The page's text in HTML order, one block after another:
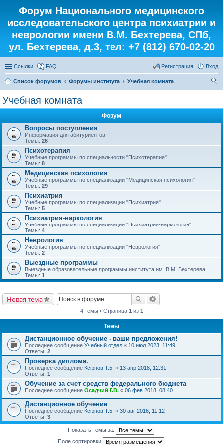
Форум Национального медицинского
исследовательского центра психиатрии и
неврологии имени В.М. Бехтерева, СПб,
ул. Бехтерева, д.3, тел: +7 (812) 670-02-20
Ссылки FAQ Вход
Регистрация
Список форумов Форумы института
Учебная комната
Учебная комната
Форум
Вопросы поступления
Информация для абитуриентов
Темы: 26
Психотерапия
Учебные программы по специальности "Психотерапия"
Темы: 8
Медицинская психология
Учебные программы по специализации "Медицинская психология"
Темы: 29
Психиатрия
Учебные программы по специализации "Психиатрия"
Темы: 5
Психиатрия-наркология
Учебные программы по специализации "Психиатрия-наркология"
Темы: 4
Неврология
Учебные программы по специализации "Неврология"
Темы: 2
Выездные программы
Выездные образовательные программы института им. В.М. Бехтерева
Темы: 1
Новая тема
4 темы • Страница 1 из 1
Темы
Дистанционное обучение - ваши предложения!
Последнее сообщение Учебный отдел « 10 июл 2023, 11:49
Ответы: 2
Проверка диплома.
Последнее сообщение Ксюпов Т.Б. « 13 апр 2018, 12:31
Ответы: 1
Обучение за счет средств федерального бюджета
Последнее сообщение Осадчий Г.В. « 06 фев 2018, 08:40
Дистанционное обучение
Последнее сообщение Ксюпов Т.Б. « 30 авг 2016, 11:12
Ответы: 3
Показать темы за:
Поле сортировки